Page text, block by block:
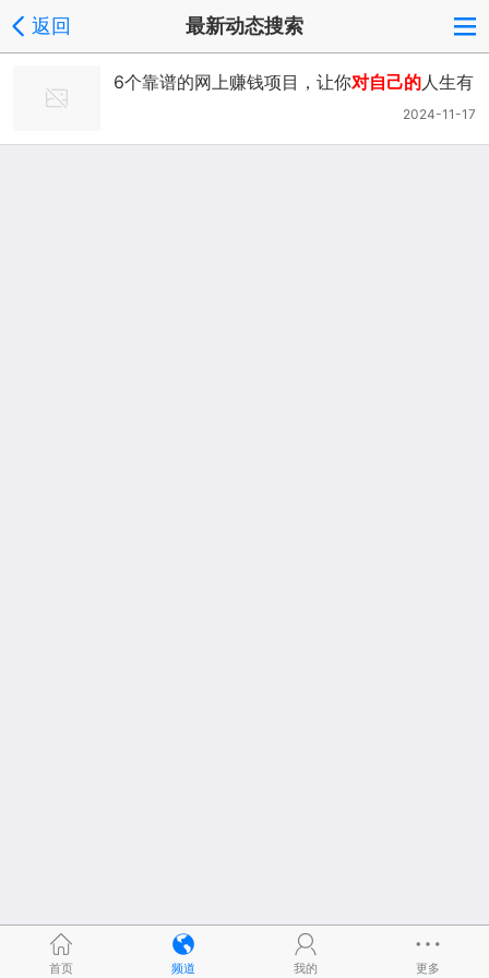
返回 最新动态搜索
6个靠谱的网上赚钱项目，让你对自己的人生有
2024-11-17
首页 频道 我的 更多